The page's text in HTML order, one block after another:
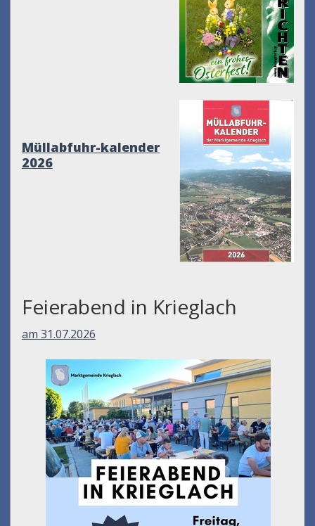
Müllabfuhr-kalender
2026
Feierabend in Krieglach
am 31.07.2026